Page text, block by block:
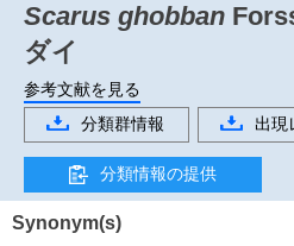
Scarus ghobban
ダイ
参考文献を見る
分類群情報
出現
分類情報の提供
Synonym(s)